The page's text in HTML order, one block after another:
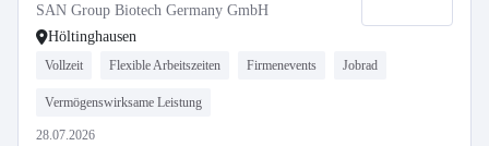
SAN Group Biotech Germany GmbH
Höltinghausen
Vollzeit Flexible Arbeitszeiten Firmenevents Jobrad
Vermögenswirksame Leistung
28.07.2026